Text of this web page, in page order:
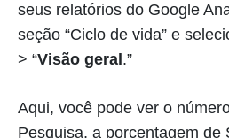
seus relatórios do Google
seção “Ciclo de vida” e
> “Visão geral .”
Aqui, você pode ver o
Pesquisa, a porcentagem de